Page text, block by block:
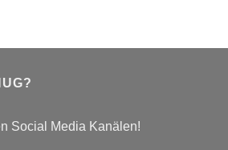
Social Media Kanälen!